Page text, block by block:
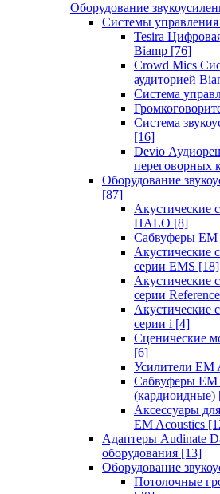
Оборудование
Системы управления
Tesira
Biamp [76]
Crowd Mics
аудиторией
Система
Система
[16]
Devio
переговорных
Оборудование
[87]
Акустические
HALO [8]
Сабвуферы EM
Акустические
серии EMS [18]
Акустические
серии Reference
Акустические
серии i [4]
Сценические
[6]
Усилители EM
Сабвуферы EM
(кардиоидные)
Аксессуары
EM Acoustics
Адаптеры Audinate
оборудования [13]
Оборудование
Потолочные